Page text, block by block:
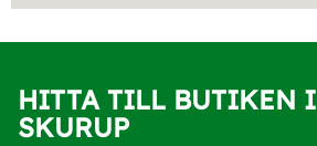
HITTA TILL BUTIKEN I
SKURUP